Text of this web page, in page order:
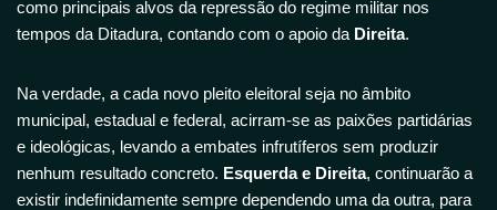
como principais alvos da repressão do regime militar nos
tempos da Ditadura, contando com o apoio da Direita.
Na verdade, a cada novo pleito eleitoral seja no âmbito
municipal, estadual e federal, acirram-se as paixões partidárias
e ideológicas, levando a embates infrutíferos sem produzir
nenhum resultado concreto. Esquerda e Direita, continuarão a
existir indefinidamente sempre dependendo uma da outra, para